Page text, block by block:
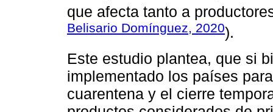
que afecta tanto a
Belisario Domínguez, 2020).
Este estudio plantea, que si
implementado los países
cuarentena y el cierre